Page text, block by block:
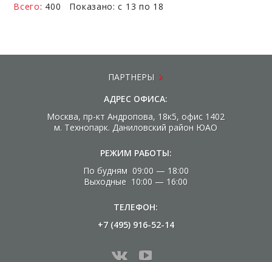
Всего: 400 Показано: с 13 по 18
ПАРТНЕРЫ
АДРЕС ОФИСА:
Москва, пр-кт Андропова, 18к5, офис 1402
м. Технопарк. Даниловский район ЮАО
РЕЖИМ РАБОТЫ:
По будням 09:00 — 18:00
Выходные 10:00 — 16:00
ТЕЛЕФОН:
+7 (495) 916-52-14